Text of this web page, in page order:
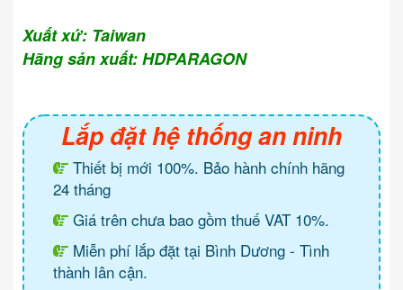
Xuất xứ: Taiwan
Hãng sản xuất: HDPARAGON
Lắp đặt hệ thống an ninh
Thiết bị mới 100%. Bảo hành chính hãng
24 tháng
Giá trên chưa bao gồm thuế VAT 10%.
Miễn phí lắp đặt tại Bình Dương - Tình
thành lân cận.